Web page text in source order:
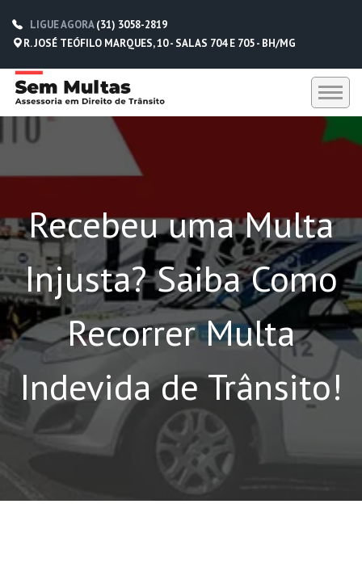
LIGUE AGORA(31) 3058-2819
R. JOSÉ TEÓFILO MARQUES, 10 - SALAS 704 E 705 - BH/MG
DEPOIMENTOS
CONTATO
(31) 3058-2819
(31) 98229-5662
(31) 98752-0612
Recebeu uma Multa
Injusta? Saiba Como
Recorrer Multa
Indevida de Trânsito!